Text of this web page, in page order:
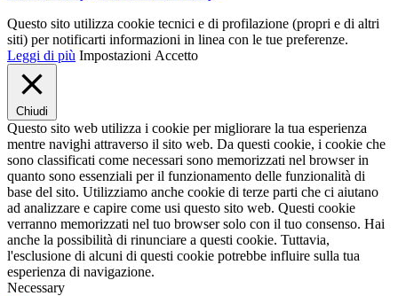
Questo sito utilizza cookie tecnici e di profilazione (propri e di altri
siti) per notificarti informazioni in linea con le tue preferenze.
Leggi di più Impostazioni Accetto
Chiudi
Questo sito web utilizza i cookie per migliorare la tua esperienza
mentre navighi attraverso il sito web. Da questi cookie, i cookie che
sono classificati come necessari sono memorizzati nel browser in
quanto sono essenziali per il funzionamento delle funzionalità di
base del sito. Utilizziamo anche cookie di terze parti che ci aiutano
ad analizzare e capire come usi questo sito web. Questi cookie
verranno memorizzati nel tuo browser solo con il tuo consenso. Hai
anche la possibilità di rinunciare a questi cookie. Tuttavia,
l'esclusione di alcuni di questi cookie potrebbe influire sulla tua
esperienza di navigazione.
Necessary